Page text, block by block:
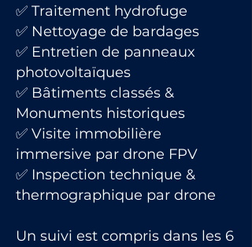
✅ Traitement hydrofuge
✅ Nettoyage de bardages
✅ Entretien de panneaux
photovoltaïques
✅ Bâtiments classés &
Monuments historiques
✅ Visite immobilière
immersive par drone FPV
✅ Inspection technique &
thermographique par drone
Un suivi est compris dans les 6